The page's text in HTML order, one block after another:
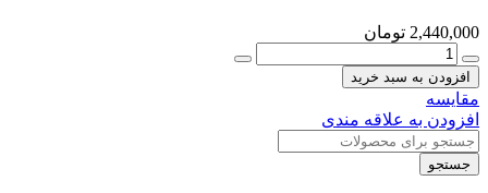
2,440,000 تومان
هاب
Type-
C
تایپ
سی
الدینیو
5in1
افزودن به سبد خرید
مقایسه
افزودن به علاقه مندی
جستجو